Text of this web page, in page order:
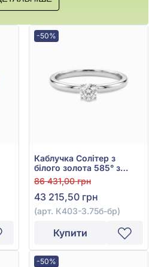
-50%
Каблучка Солітер з
білого золота 585° з
діамантом 0,23ct, арт.
К403-3.75б-бр
86 431,00 грн
43 215,50 грн
(арт. К403-3.75б-бр)
Купити
-50%